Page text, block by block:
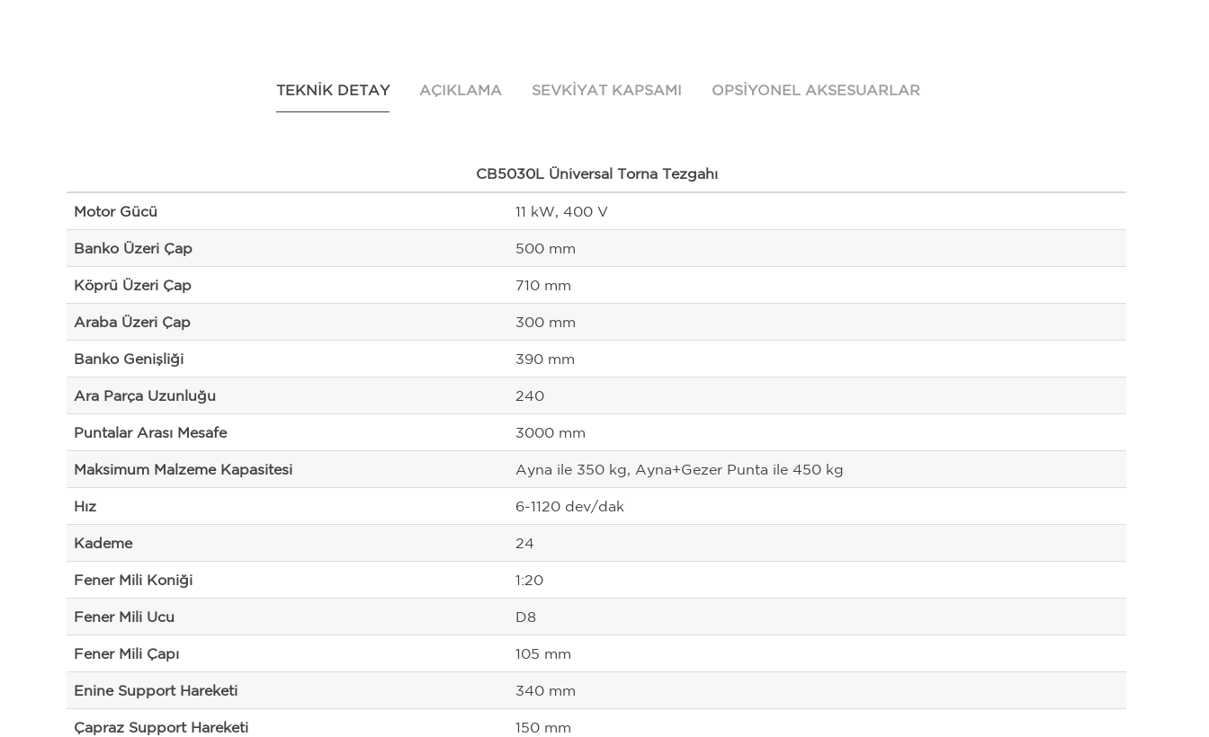
TEKNIK DETAY AÇIKLAMA SEVKIYAT KAPSAMI OPSIYONEL AKSESUARLAR
CB5030L Üniversal Torna Tezgahı
Motor Gücü 11 kW, 400 V
Banko Üzeri Çap 500 mm
Köprü Üzeri Çap 710 mm
Araba Üzeri Çap 300 mm
Banko Genişliği 390 mm
Ara Parça Uzunluğu 240
Puntalar Arası Mesafe 3000 mm
Maksimum Malzeme Kapasitesi Ayna ile 350 kg, Ayna+Gezer Punta ile 450 kg
Hız 6-1120 dev/dak
Kademe 24
Fener Mili Koniği 1:20
Fener Mili Ucu D8
Fener Mili Çapı 105 mm
Enine Support Hareketi 340 mm
Çapraz Support Hareketi 150 mm